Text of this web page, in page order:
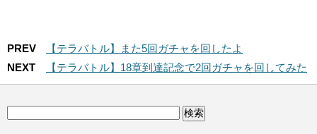
PREV
【テラバトル】また5回ガチャを回したよ
NEXT
【テラバトル】18章到達記念で2回ガチャを回してみた